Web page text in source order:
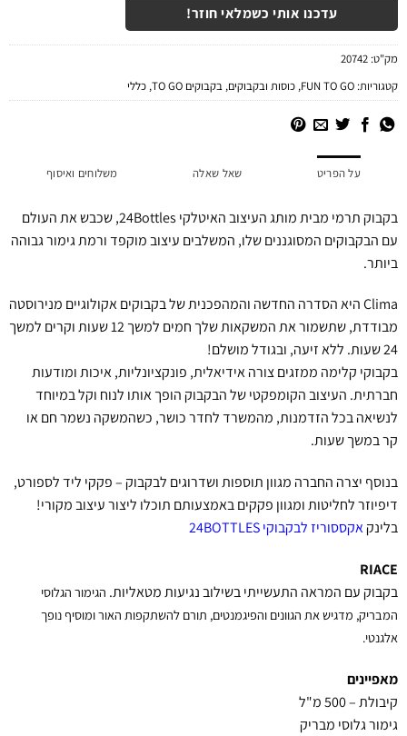
עדכנו אותי כשמלאי חוזר!
מק"ט:20742
קטגוריות:FUN TO GO
,כוסות ובקבוקים,בקבוקים TO GO ,כללי
על הפריט שאל שאלה משלוחים ואיסוף
בקבוק תרמי מבית מותג העיצוב האיטלקי 24Bottles, שכבש את העולם
עם הבקבוקים המסוגננים שלו, המשלבים עיצוב מוקפד ורמת גימור גבוהה
ביותר.
Clima היא הסדרה החדשה והמהפכנית של בקבוקים אקולוגיים מנירוסטה
מבודדת, שתשמור את המשקאות שלך חמים למשך 12 שעות וקרים למשך
24 שעות. ללא זיעה, ובגודל מושלם!
בקבוקי קלימה ממזגים צורה אידיאלית, פונקציונליות, איכות ומודעות
חברתית. העיצוב הקומפקטי של הבקבוק הופך אותו לנוח וקל במיוחד
לנשיאה בכל הזדמנות, מהמשרד לחדר כושר, כשהמשקה נשמר חם או
קר במשך שעות.
בנוסף יצרה החברה מגוון תוספות ושדרוגים לבקבוק – פקקי ליד לספורט,
דיפיוזר לחליטות ומגוון פקקים באמצעותם תוכלו ליצור עיצוב מקורי!
בלינקאקססוריז לבקבוקי 24BOTTLES
RIACE
בקבוק עם המראה התעשייתי בשילוב נגיעות מטאליות.הגימור הגלוסי
המבריק, מדגיש את הגוונים והפיגמנטים, תורם להשתקפות האור ומוסיף נופך
אלגנטי.
מאפיינים
קיבולת – 500 מ"ל
גימור גלוסי מבריק